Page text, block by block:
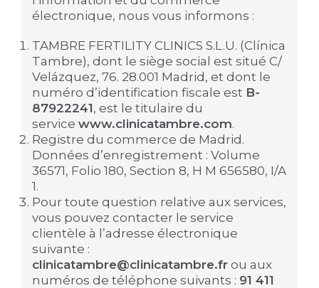
électronique, nous vous informons :
TAMBRE FERTILITY CLINICS S.L.U. (Clínica
Tambre), dont le siège social est situé C/
Velázquez, 76. 28.001 Madrid, et dont le
numéro d’identification fiscale est B-
87922241, est le titulaire du
service www.clinicatambre.com.
Registre du commerce de Madrid.
Données d’enregistrement : Volume
36571, Folio 180, Section 8, H M 656580, I/A
1.
Pour toute question relative aux services,
vous pouvez contacter le service
clientèle à l’adresse électronique
suivante :
clinicatambre@clinicatambre.fr ou aux
numéros de téléphone suivants : 91 411